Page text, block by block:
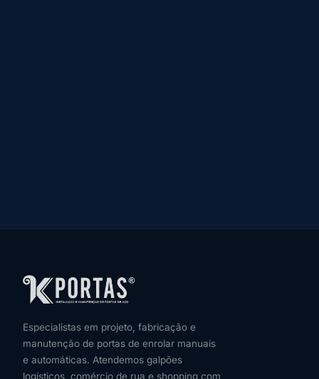
Especialistas em projeto, fabricação e
manutenção de portas de enrolar manuais
e automáticas. Atendemos galpões
logísticos, comércio de rua e shopping com